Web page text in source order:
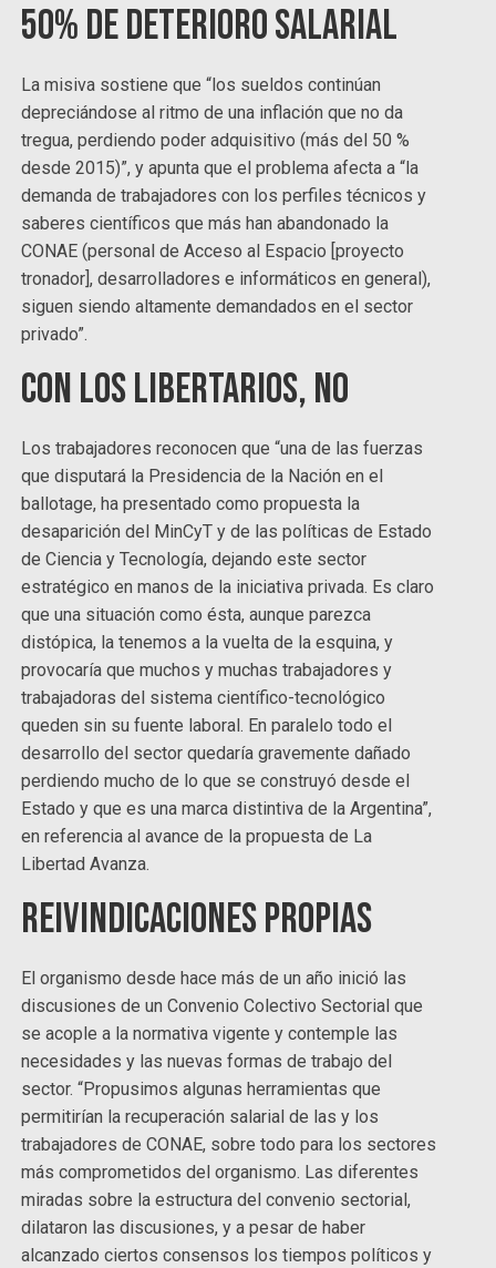
50% de deterioro salarial
La misiva sostiene que “los sueldos continúan
depreciándose al ritmo de una inflación que no da
tregua, perdiendo poder adquisitivo (más del 50 %
desde 2015)”, y apunta que el problema afecta a “la
demanda de trabajadores con los perfiles técnicos y
saberes científicos que más han abandonado la
CONAE (personal de Acceso al Espacio [proyecto
tronador], desarrolladores e informáticos en general),
siguen siendo altamente demandados en el sector
privado”.
Con los libertarios, no
Los trabajadores reconocen que “una de las fuerzas
que disputará la Presidencia de la Nación en el
ballotage, ha presentado como propuesta la
desaparición del MinCyT y de las políticas de Estado
de Ciencia y Tecnología, dejando este sector
estratégico en manos de la iniciativa privada. Es claro
que una situación como ésta, aunque parezca
distópica, la tenemos a la vuelta de la esquina, y
provocaría que muchos y muchas trabajadores y
trabajadoras del sistema científico-tecnológico
queden sin su fuente laboral. En paralelo todo el
desarrollo del sector quedaría gravemente dañado
perdiendo mucho de lo que se construyó desde el
Estado y que es una marca distintiva de la Argentina”,
en referencia al avance de la propuesta de La
Libertad Avanza.
Reivindicaciones propias
El organismo desde hace más de un año inició las
discusiones de un Convenio Colectivo Sectorial que
se acople a la normativa vigente y contemple las
necesidades y las nuevas formas de trabajo del
sector. “Propusimos algunas herramientas que
permitirían la recuperación salarial de las y los
trabajadores de CONAE, sobre todo para los sectores
más comprometidos del organismo. Las diferentes
miradas sobre la estructura del convenio sectorial,
dilataron las discusiones, y a pesar de haber
alcanzado ciertos consensos los tiempos políticos y